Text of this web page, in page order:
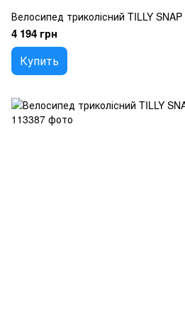
Велосипед триколісний TILLY
4 194 грн
Купить